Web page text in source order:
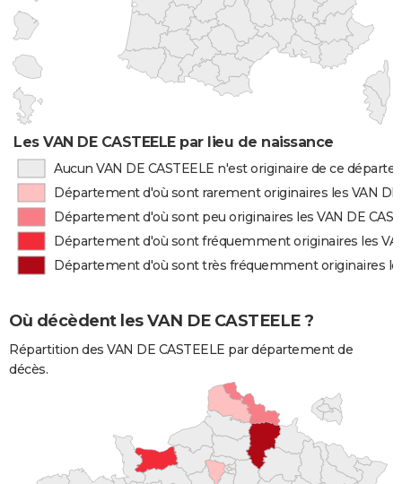
Les VAN DE CASTEELE par lieu de naissance
Aucun VAN DE CASTEELE n'est originaire de ce
Département d'où sont rarement originaires les VAN DE
Département d'où sont peu originaires les VAN DE
Département d'où sont fréquemment originaires les
Département d'où sont très fréquemment originaires les
Où décèdent les VAN DE CASTEELE ?
Répartition des VAN DE CASTEELE par département de
décès.